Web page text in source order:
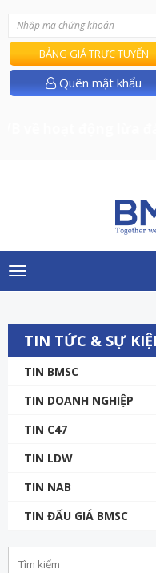
BẢNG GIÁ TRỰC TUYẾN
Quên mật khẩu
Toggle
navigation
TIN TỨC & SỰ
TIN BMSC
TIN DOANH NGHIỆP
TIN C47
TIN LDW
TIN NAB
TIN ĐẤU GIÁ BMSC